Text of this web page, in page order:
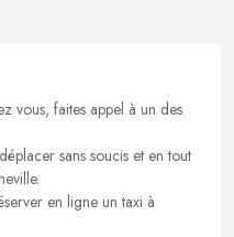
vous, faites appel à un des
sans soucis et en tout
en ligne un taxi à